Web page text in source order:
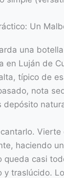
Un
una
en Luján de
típico de
nota
depósito
haciendo
queda casi
y traslúcido.